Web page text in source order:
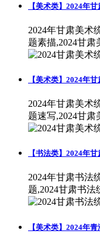
【美术类】2024年
2024年甘肃美术
题素描,2024甘肃
【美术类】2024年
2024年甘肃美术
题速写,2024甘肃
【书法类】2024年
2024年甘肃书法
题,2024甘肃书法
【美术类】2024年